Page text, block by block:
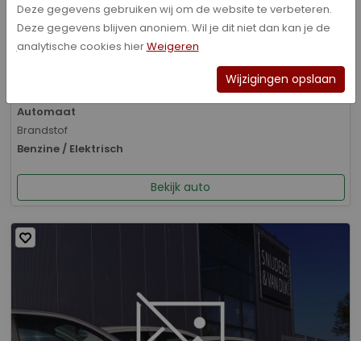
Bouwjaar
01-2026
Kilometerstand
Automaat
Brandstof
Benzine / Elektrisch
Bekijk auto
Deze gegevens gebruiken wij om de website te verbeteren.
Deze gegevens blijven anoniem. Wil je dit niet dan kan je de
analytische cookies hierWeigeren
Wijzigingen opslaan